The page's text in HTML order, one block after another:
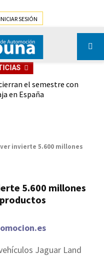
SESIÓN
el semestre con
en España
invierte 5.600 millones
5.600 millones
Jaguar Land